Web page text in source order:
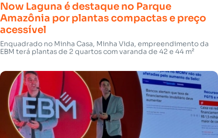
Now Laguna é destaque no Parque
Amazônia por plantas compactas e preço
acessível
Enquadrado no Minha Casa, Minha Vida, empreendimento da
EBM terá plantas de 2 quartos com varanda de 42 e 44 m²